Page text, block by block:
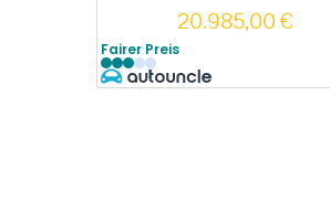
20.985,00€
Fairer Preis